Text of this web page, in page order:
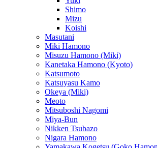
Shimo
Mizu
Koishi
Masutani
Miki Hamono
Misuzu Hamono (Miki)
Kanetaka Hamono (Kyoto)
Katsumoto
Katsuyasu Kamo
Okeya (Miki)
Meoto
Mitsuboshi Nagomi
Miya-Bun
Nikken Tsubazo
Nigara Hamono